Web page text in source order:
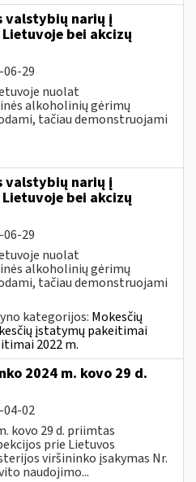
valstybių narių į
bei akcizų
06-29
nuolat
alkoholinių gėrimų
tačiau demonstruojami
valstybių narių į
bei akcizų
06-29
nuolat
alkoholinių gėrimų
tačiau demonstruojami
kategorijos: Mokesčių
įstatymų pakeitimai
2022 m.
2024 m. kovo 29 d.
04-02
kovo 29 d. priimtas
prie Lietuvos
viršininko įsakymas Nr.
naudojimo...